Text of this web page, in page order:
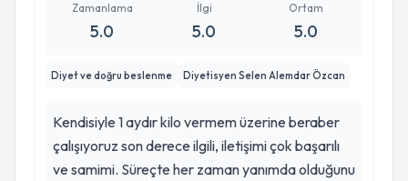
Zamanlama
5.0
İlgi
5.0
Ortam
5.0
Diyet ve doğru beslenme Diyetisyen Selen Alemdar Özcan
Kendisiyle 1 aydır kilo vermem üzerine beraber
çalışıyoruz son derece ilgili, iletişimi çok başarılı
ve samimi. Süreçte her zaman yanımda olduğunu